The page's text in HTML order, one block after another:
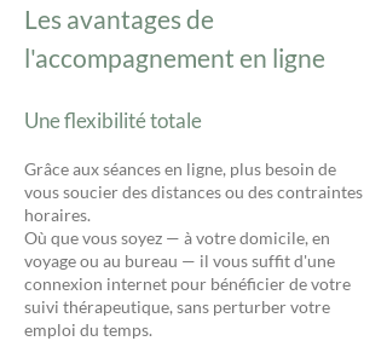
Les avantages de
l'accompagnement en ligne
Une flexibilité totale
Grâce aux séances en ligne, plus besoin de
vous soucier des distances ou des contraintes
horaires.
Où que vous soyez — à votre domicile, en
voyage ou au bureau — il vous suffit d'une
connexion internet pour bénéficier de votre
suivi thérapeutique, sans perturber votre
emploi du temps.